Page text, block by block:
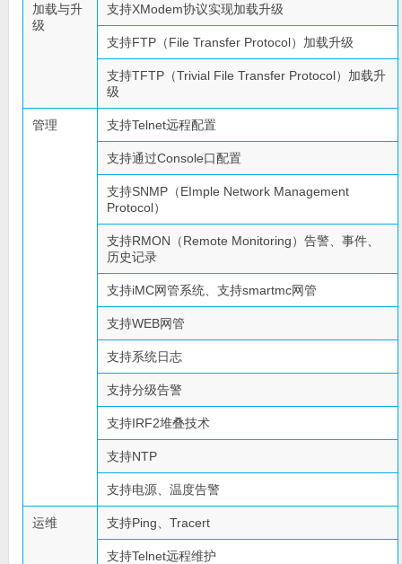
加载与升
级
支持XModem协议实现加载升级
支持FTP（File Transfer Protocol）加载升级
支持TFTP（Trivial File Transfer Protocol）加载升
级
管理 支持Telnet远程配置
支持通过Console口配置
支持SNMP（EImple Network Management
Protocol）
支持RMON（Remote Monitoring）告警、事件、
历史记录
支持iMC网管系统、支持smartmc网管
支持WEB网管
支持系统日志
支持分级告警
支持IRF2堆叠技术
支持NTP
支持电源、温度告警
运维 支持Ping、Tracert
支持Telnet远程维护